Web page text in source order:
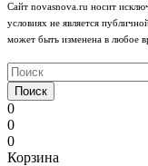
Сайт novasnova.ru носит
условиях не является
может быть изменена в любое
Поиск
0
0
0
Корзина